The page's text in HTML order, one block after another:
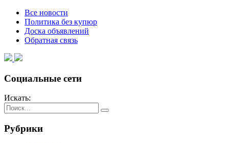
Все новости
Политика без купюр
Доска объявлений
Обратная связь
Социальные сети
Искать:
Рубрики